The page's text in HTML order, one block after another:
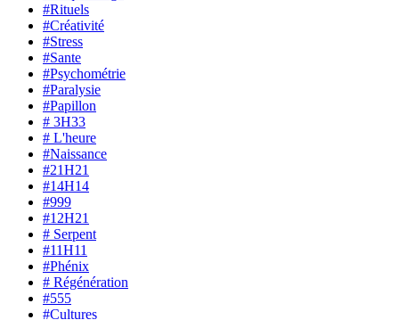
#Rituels
#Créativité
#Stress
#Sante
#Psychométrie
#Paralysie
#Papillon
# 3H33
# L'heure
#Naissance
#21H21
#14H14
#999
#12H21
# Serpent
#11H11
#Phénix
# Régénération
#555
#Cultures